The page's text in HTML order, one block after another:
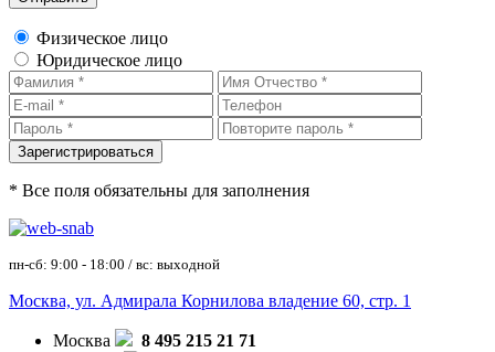
Физическое лицо
Юридическое лицо
* Все поля обязательны для заполнения
пн-сб: 9:00 - 18:00 / вс: выходной
Москва, ул. Адмирала Корнилова владение 60, стр. 1
Москва
8 495 215 21 71